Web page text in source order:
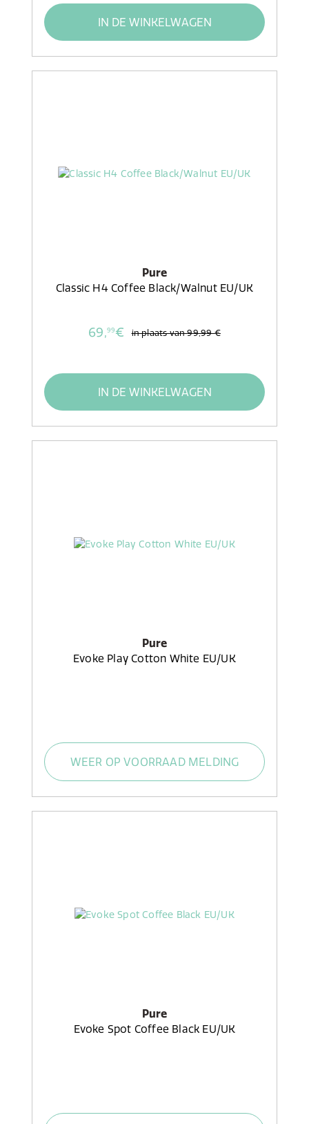
IN DE WINKELWAGEN
Pure
Classic H4 Coffee Black/Walnut EU/UK
69,99€ in plaats van99,99 €
IN DE WINKELWAGEN
Pure
Evoke Play Cotton White EU/UK
WEER OP VOORRAAD MELDING
Pure
Evoke Spot Coffee Black EU/UK